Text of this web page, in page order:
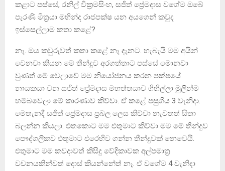
කළාට පස්සේ, රනිල් වික්‍රමසිංහ, සජිත් ප්‍රේමදාස වගේම ඔබේ
පැරණි මිත්‍රයා මහින්ද රාජපක්ෂ යන අයගෙන් කවුද
ඉස්සෙල්ලාම කතා කළේ?
නෑ. ඔය කවුරුවත් කතා කළේ නෑ දැනට. හැබැයි මම අයින්
වෙනවා කියන මේ තීන්දුව අරගත්තාට පස්සේ මොනවා
වුණත් මේ වෙලාවේ මම නියෝජනය කරන පක්ෂයේ
නායකයා වන සජිත් ප්‍රේමදාස මහත්තයාව ගිහිල්ලා මුලින්ම
හම්බවෙලා මේ කාරණාව කිව්වා. ඒ කළේ පසුගිය 3 වැනිදා.
මෙතැනදී සජිත් ප්‍රේමදාස ප්‍රබල ලෙස කිව්වා නැවතත් සිතා
බලන්න කියලා. එතකොට මම එතුමාට කිව්වා මම මේ තීන්දුව
පෞද්ගලිකව එතුමාට එරෙහිව ගන්න තීන්දුවක් නෙවෙයි.
එතුමාට මම කවදාවත් කිසිදු වේදිකාවක අල්පමාත්‍ර
වචනයකින්වත් දොස් කියන්නේත් නෑ. ඒ වගේම 4 වැනිදා